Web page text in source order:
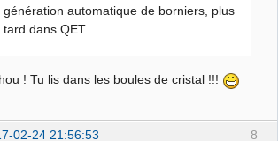
génération automatique de borniers, plus
tard dans QET.
! Tu lis dans les boules de cristal !!!
8
02-24 21:56:53